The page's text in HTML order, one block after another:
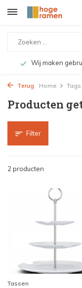
Wij maken
Terug Home Tags
Producten
Filter
2 producten
Tassen